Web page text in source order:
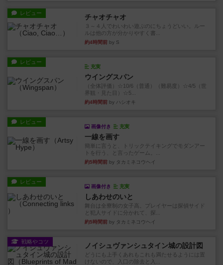
レビュー チャオチャオ
３～４人でわいわい遊ぶのにちょうどいい。ルー
ルは他の方が分かりやすく書...
約4時間前 by S
レビュー
充実
ウイングスパン
（全体評価）☆10/6（普通）（難易度）☆4/5（世
界観・見た目）☆5...
約4時間前 by ハシオキ
レビュー
画像付き 充実
一線を画す
簡単に言うと、トリックテイキングでモダンアー
トを行う、と言ったゲーム。...
約5時間前 by タカミネコウヘイ
レビュー
画像付き 充実
しあわせのいと
舞台は全寮制の女子高。プレイヤーは探偵サイド
と犯人サイドに分かれて、探...
約5時間前 by タカミネコウヘイ
戦略やコツ ノイシュヴァンシュタイン城の設計図
どうにも上手くあれもこれも満たせるようには置
けないので、入口の除去と入...